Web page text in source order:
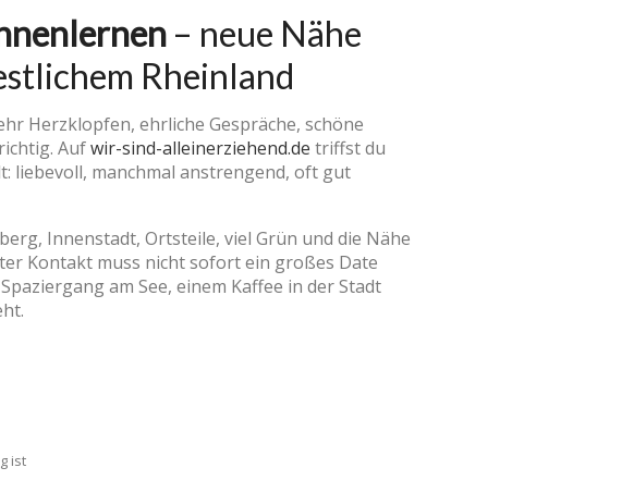
– neue Nähe
Rheinland
Herzklopfen, ehrliche Gespräche, schöne
Aufwir-sind-alleinerziehend.de triffst du
liebevoll, manchmal anstrengend, oft gut
Innenstadt, Ortsteile, viel Grün und die Nähe
Kontakt muss nicht sofort ein großes Date
am See, einem Kaffee in der Stadt
ist